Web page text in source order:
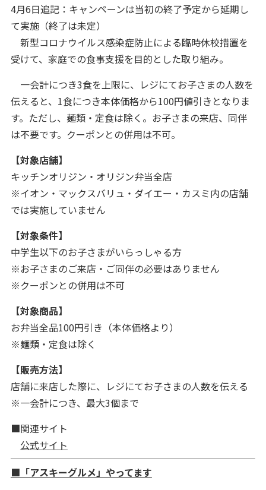
4月6日追記：キャンペーンは当初の終了予定から延期し
て実施（終了は未定）
新型コロナウイルス感染症防止による臨時休校措置を
受けて、家庭での食事支援を目的とした取り組み。
一会計につき3食を上限に、レジにてお子さまの人数を
伝えると、1食につき本体価格から100円値引きとなりま
す。ただし、麺類・定食は除く。お子さまの来店、同伴
は不要です。クーポンとの併用は不可。
【対象店舗】
キッチンオリジン・オリジン弁当全店
※イオン・マックスバリュ・ダイエー・カスミ内の店舗
では実施していません
【対象条件】
中学生以下のお子さまがいらっしゃる方
※お子さまのご来店・ご同伴の必要はありません
※クーポンとの併用は不可
【対象商品】
お弁当全品100円引き（本体価格より）
※麺類・定食は除く
【販売方法】
店舗に来店した際に、レジにてお子さまの人数を伝える
※一会計につき、最大3個まで
■関連サイト
公式サイト
■「アスキーグルメ」やってます